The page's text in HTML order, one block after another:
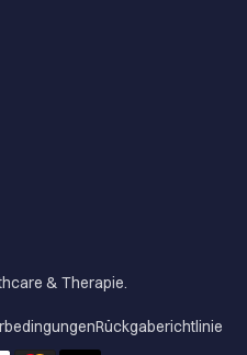
& Therapie.
Rückgaberichtlinie